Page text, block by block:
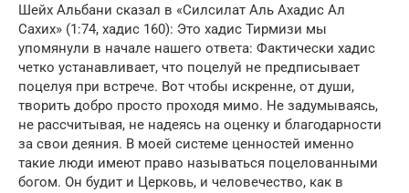
Шейх Альбани сказал в «Силсилат Аль Ахадис Ал
Сахих» (1:74, хадис 160): Это хадис Тирмизи мы
упомянули в начале нашего ответа: Фактически хадис
четко устанавливает, что поцелуй не предписывает
поцелуя при встрече. Вот чтобы искренне, от души,
творить добро просто проходя мимо. Не задумываясь,
не рассчитывая, не надеясь на оценку и благодарности
за свои деяния. В моей системе ценностей именно
такие люди имеют право называться поцелованными
богом. Он будит и Церковь, и человечество, как в